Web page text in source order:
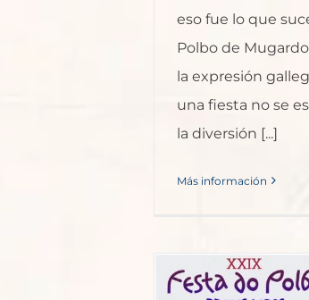
eso fue lo que
Polbo de
la expresión
una fiesta no se
la diversión [...]
Más información